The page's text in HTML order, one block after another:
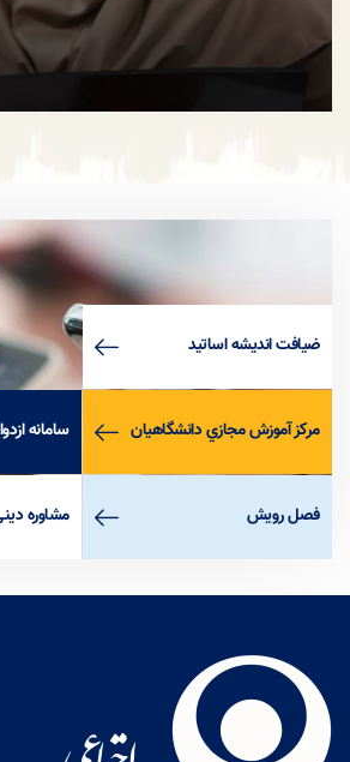
لورم ایپسوم متن ساختگی با تولید سادگی نامفهوم از
طراحان گرافیک است، چاپگرها و متون بلکه روزنامه و
که لازم است، و برای شرایط فعلی تکنولوژی مورد نیاز، و
بهبود ابزارهای کاربردی می باشد، کتابهای زیادی در
حروفچینی دستاوردهای اصلی، و جوابگوی سوالات
طراحی اساسا مورد استفاده قرار گیرد.
هفته گرامیداشت مقام استاد
لورم ایپسوم متن ساختگی با تولید سادگی نامفهوم از
بهبود ابزارهای کاربردی می باشد، کتابهای زیادی در
بیشتری را برای طراحان رایانه ای علی الخصوص طراحان
طراحی اساسا مورد استفاده قرار گیرد.
ضيافت انديشه اساتيد
مركز آموزش مجازي دانشگاهيان سامانه
فصل رويش مشاوره